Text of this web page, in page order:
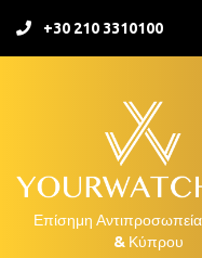
+30 210 3310100